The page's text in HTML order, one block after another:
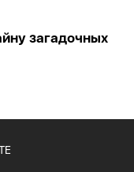
загадочных